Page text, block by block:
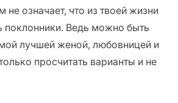
не означает, что из твоей жизни
поклонники. Ведь можно быть
лучшей женой, любовницей и
просчитать варианты и не